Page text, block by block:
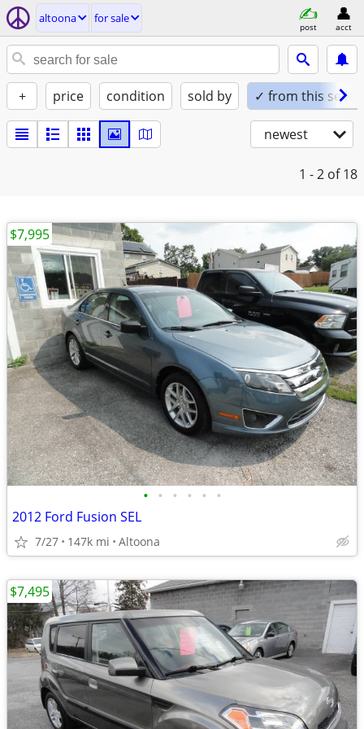
altoona for sale
post acct
+ price condition sold by ✓ from this seller
newest
1 - 2 of 18
• • • • • •
2012 Ford Fusion SEL
7/27 147k mi Altoona
$7,995
$7,495